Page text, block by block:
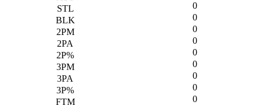
0
0
0
0
0
0
0
0
0